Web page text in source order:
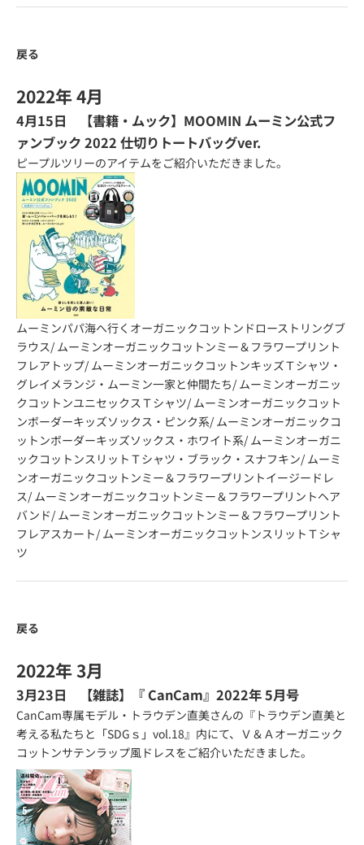
戻る
2022年 4月
4月15日 【書籍・ムック】MOOMIN ムーミン公式フ
ァンブック 2022 仕切りトートバッグver.
ピープルツリーのアイテムをご紹介いただきました。
ムーミンパパ海へ行くオーガニックコットンドローストリングブ
ラウス/ ムーミンオーガニックコットンミー＆フラワープリント
フレアトップ/ ムーミンオーガニックコットンキッズＴシャツ・
グレイメランジ・ムーミン一家と仲間たち/ ムーミンオーガニッ
クコットンユニセックスＴシャツ/ ムーミンオーガニックコット
ンボーダーキッズソックス・ピンク系/ ムーミンオーガニックコ
ットンボーダーキッズソックス・ホワイト系/ ムーミンオーガニ
ックコットンスリットＴシャツ・ブラック・スナフキン/ ムーミ
ンオーガニックコットンミー＆フラワープリントイージードレ
ス/ ムーミンオーガニックコットンミー＆フラワープリントヘア
バンド/ ムーミンオーガニックコットンミー＆フラワープリント
フレアスカート/ ムーミンオーガニックコットンスリットＴシャ
ツ
戻る
2022年 3月
3月23日 【雑誌】『 CanCam』2022年 5月号
CanCam専属モデル・トラウデン直美さんの『トラウデン直美と
考える私たちと「SDGｓ」vol.18』内にて、Ｖ＆Ａオーガニック
コットンサテンラップ風ドレスをご紹介いただきました。